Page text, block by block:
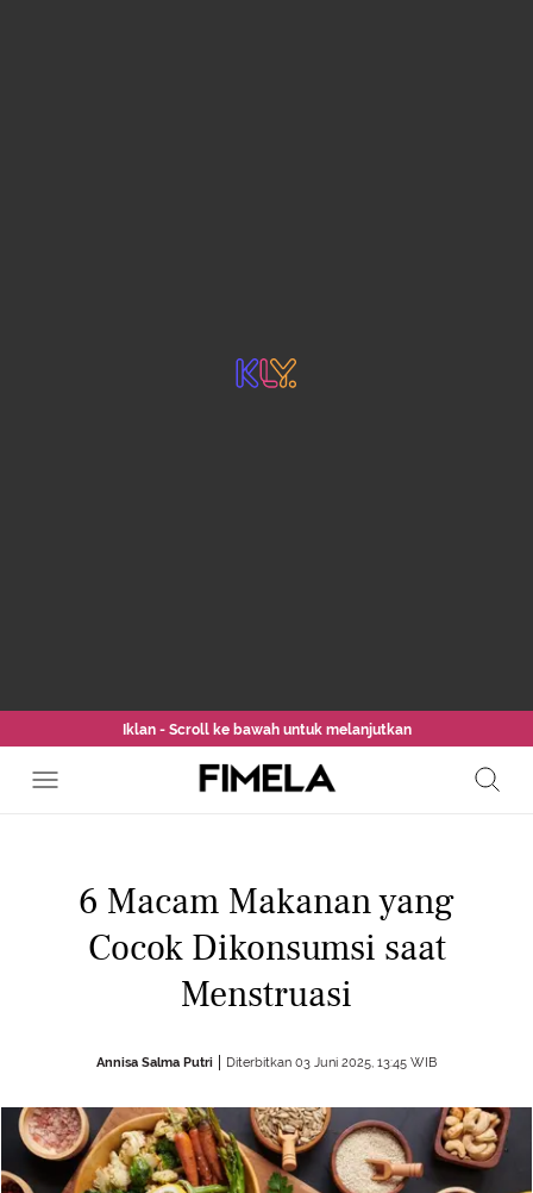
Iklan - Scroll ke bawah untuk melanjutkan
6 Macam Makanan yang
Cocok Dikonsumsi saat
Menstruasi
Annisa Salma Putri Diterbitkan 03 Juni 2025, 13:45 WIB